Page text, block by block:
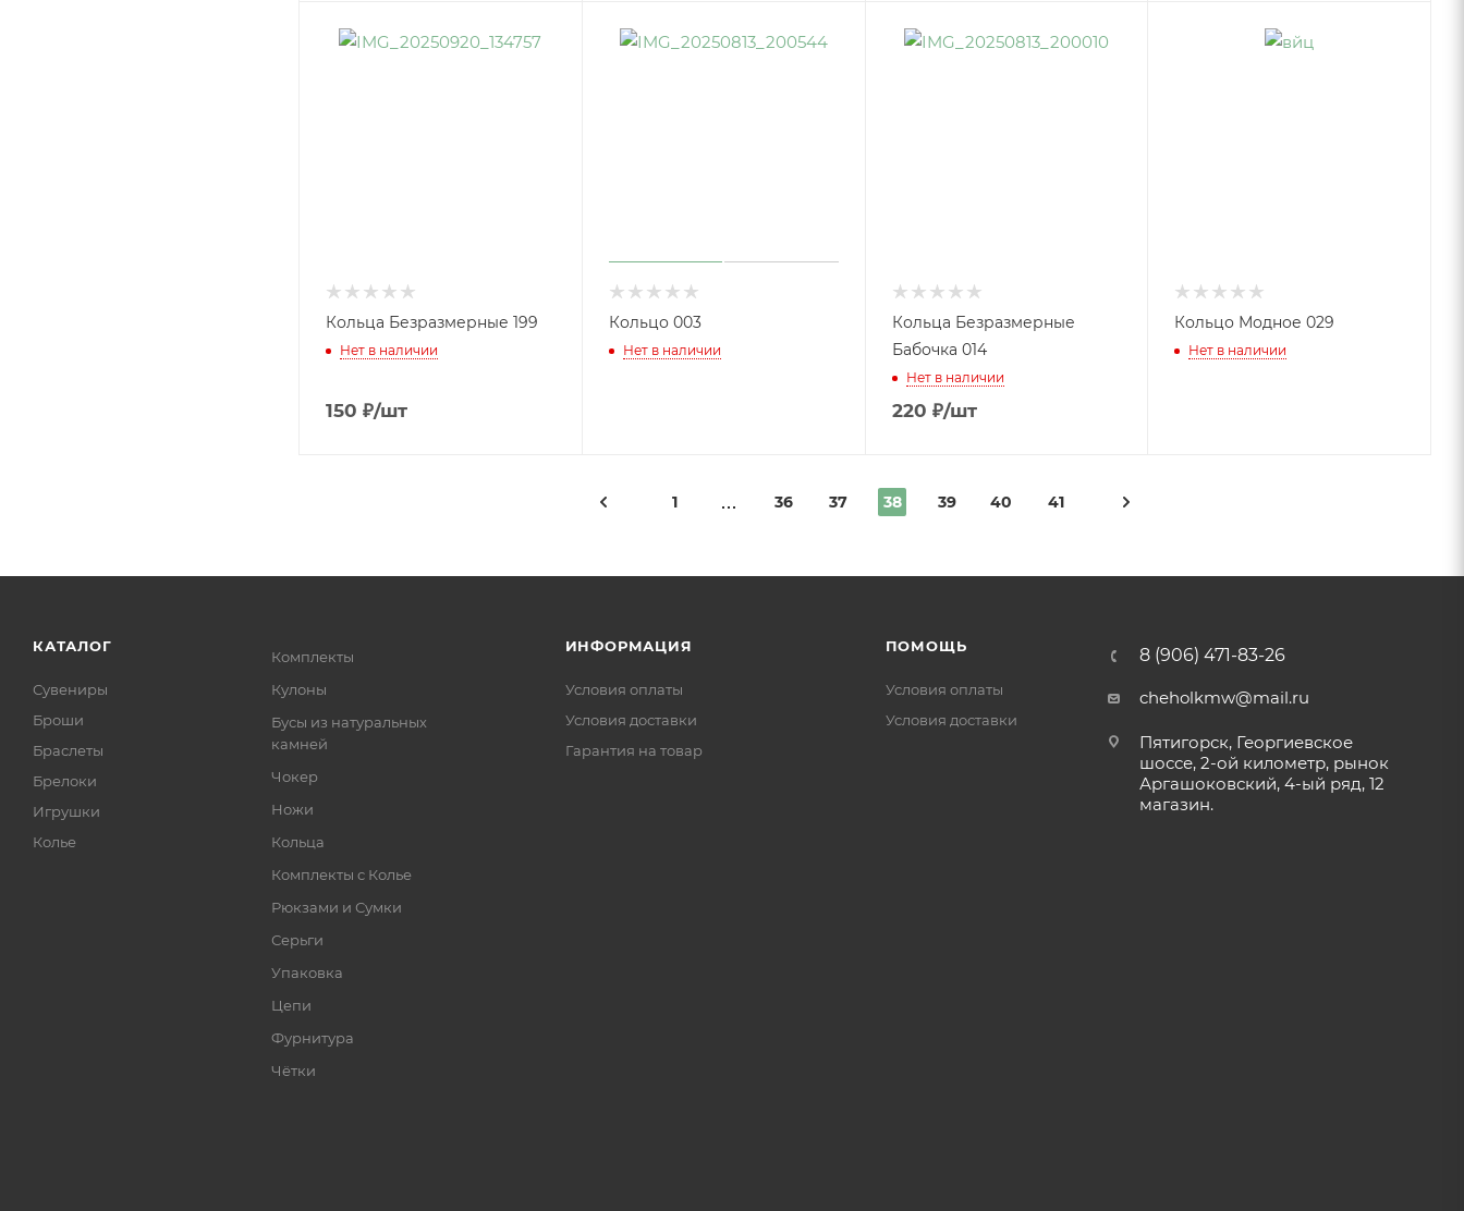
Кольца Безразмерные 199
Нет в наличии
150 ₽/шт
Кольцо 003
Нет в наличии
Кольца Безразмерные
Бабочка 014
Нет в наличии
220 ₽/шт
Кольцо Модное 029
Нет в наличии
1 36 37 38 39 40 41
КАТАЛОГ
Сувениры
Броши
Браслеты
Брелоки
Игрушки
Колье
Комплекты
Кулоны
Бусы из натуральных
камней
Чокер
Ножи
Кольца
Комплекты с Колье
Рюкзами и Сумки
Серьги
Упаковка
Цепи
Фурнитура
Чётки
ИНФОРМАЦИЯ
Условия оплаты
Условия доставки
Гарантия на товар
ПОМОЩЬ
Условия оплаты
Условия доставки
8 (906) 471-83-26
cheholkmw@mail.ru
Пятигорск, Георгиевское
шоссе, 2-ой километр, рынок
Аргашоковский, 4-ый ряд, 12
магазин.